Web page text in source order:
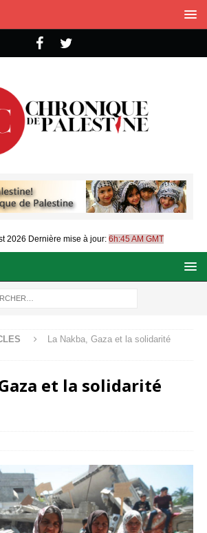
2026 Dernière mise à jour: 6h:45 AM GMT
La Nakba, Gaza et la solidarité
et la solidarité